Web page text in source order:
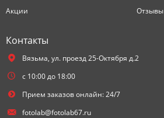
Акции Отзывы
Контакты
Вязьма, ул. проезд 25-Октября д.2
с 10:00 до 18:00
Прием заказов онлайн: 24/7
fotolab@fotolab67.ru